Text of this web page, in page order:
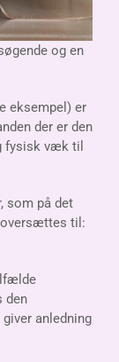
og en
eksempel) er
der er den
fysisk væk til
som på det
til:
den
anledning